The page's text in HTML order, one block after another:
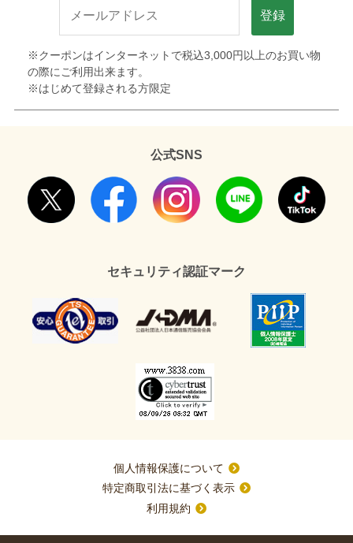
登録
※クーポンはインターネットで税込3,000円以上のお買い物
の際にご利用出来ます。
※はじめて登録される方限定
公式SNS
セキュリティ認証マーク
個人情報保護について
特定商取引法に基づく表示
利用規約